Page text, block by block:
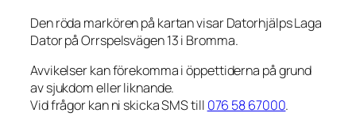
Den röda markören på kartan visar Datorhjälps Laga
Dator på Orrspelsvägen 13 i Bromma.
Avvikelser kan förekomma i öppettiderna på grund
av sjukdom eller liknande.
Vid frågor kan ni skicka SMS till 076 58 67000.